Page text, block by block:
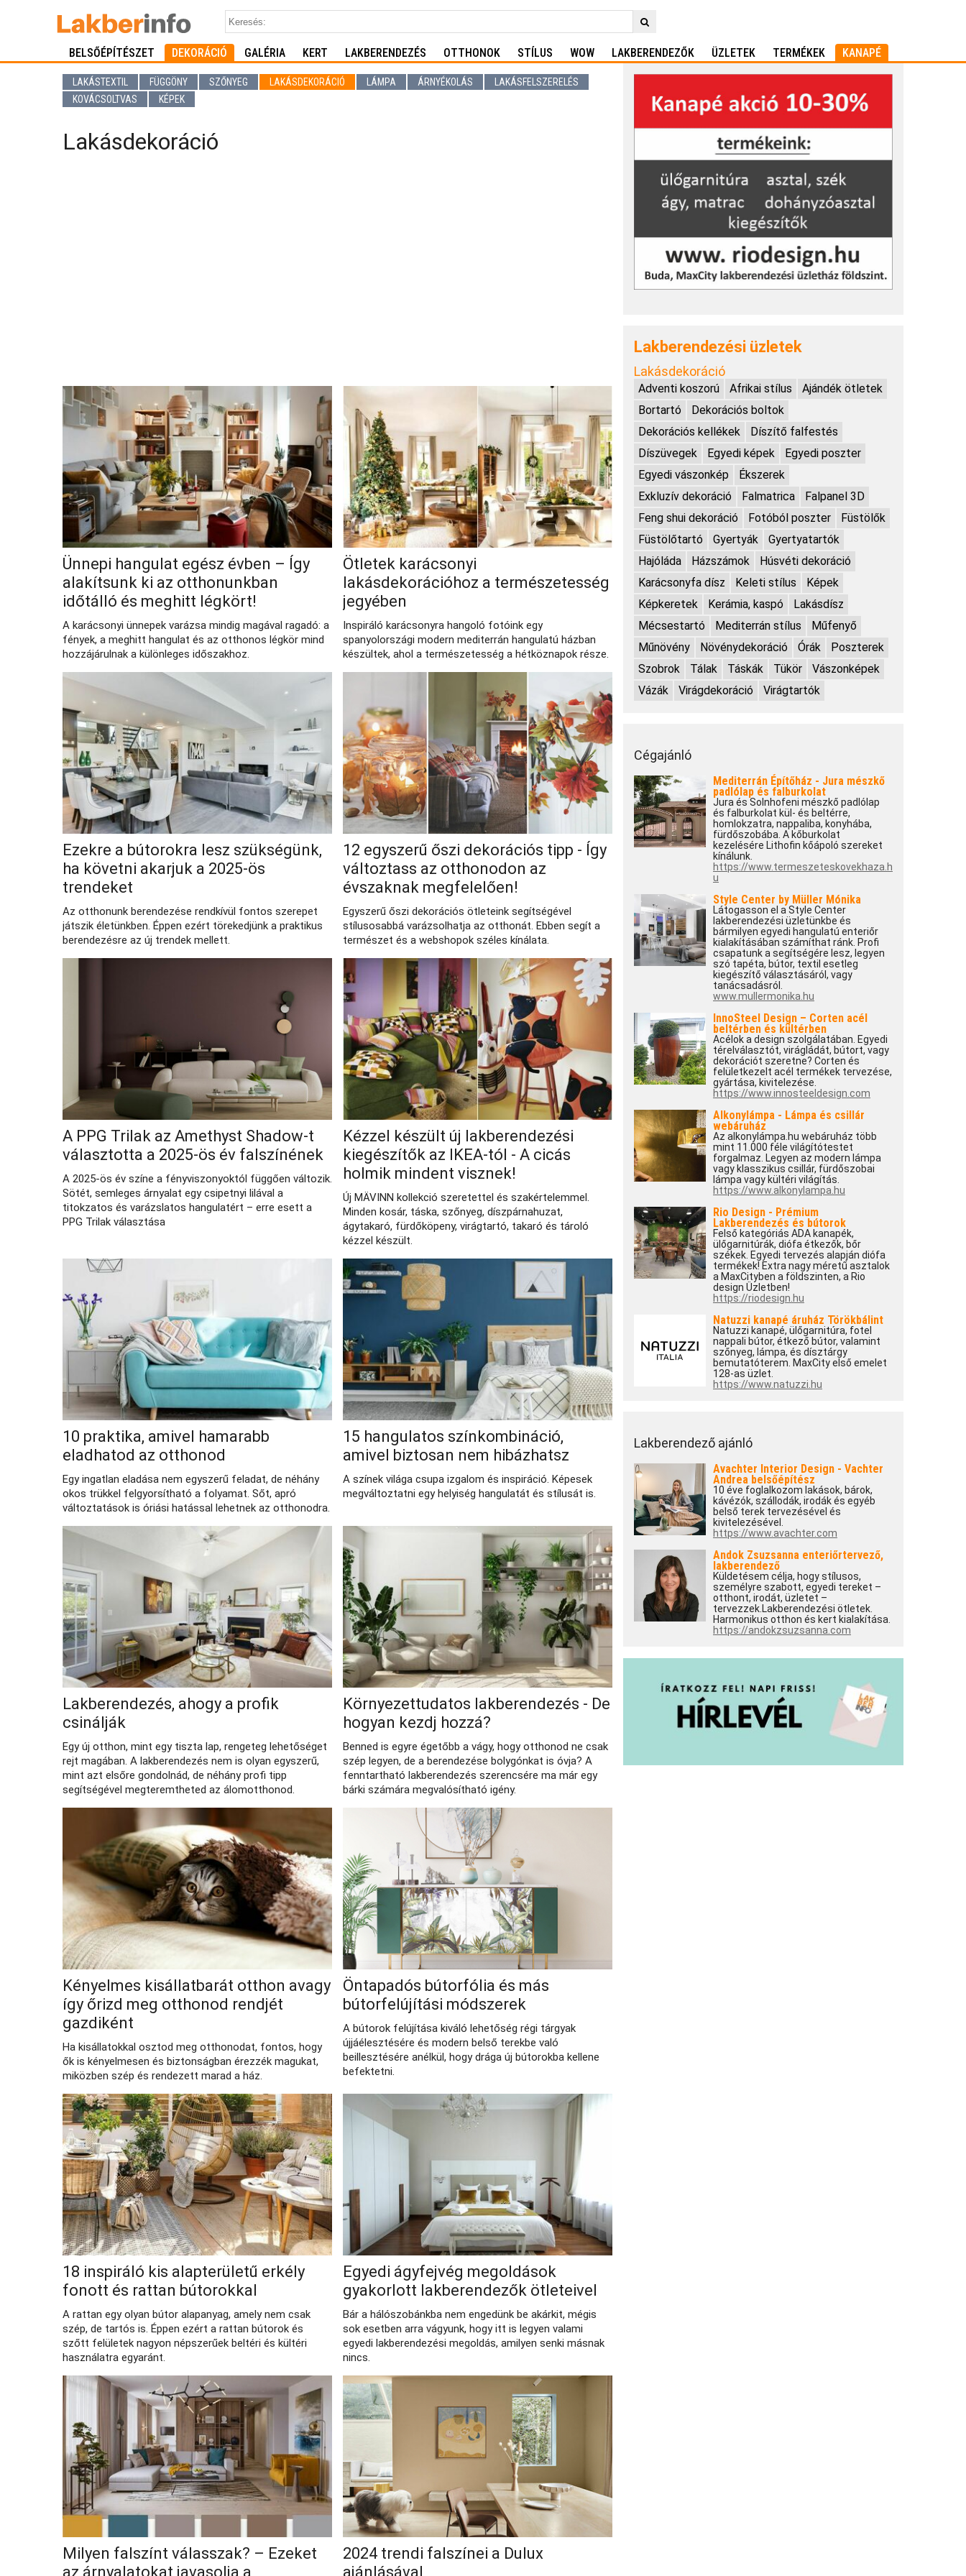
BELSŐÉPÍTÉSZET DEKORÁCIÓ GALÉRIA KERT LAKBERENDEZÉS OTTHONOK STÍLUS WOW LAKBERENDEZŐK ÜZLETEK TERMÉKEK KANAPÉ
LAKÁSTEXTIL FÜGGÖNY SZŐNYEG LAKÁSDEKORÁCIÓ LÁMPA ÁRNYÉKOLÁS
LAKÁSFELSZERELÉS
KOVÁCSOLTVAS
KÉPEK
Lakásdekoráció
Ünnepi hangulat egész évben – Így
alakítsunk ki az otthonunkban
időtálló és meghitt légkört!
A karácsonyi ünnepek varázsa mindig magával ragadó: a
fények, a meghitt hangulat és az otthonos légkör mind
hozzájárulnak a különleges időszakhoz.
Ötletek karácsonyi
lakásdekorációhoz a természetesség
jegyében
Inspiráló karácsonyra hangoló fotóink egy
spanyolországi modern mediterrán hangulatú házban
készültek, ahol a természetesség a hétköznapok része.
Ezekre a bútorokra lesz szükségünk,
ha követni akarjuk a 2025-ös
trendeket
Az otthonunk berendezése rendkívül fontos szerepet
játszik életünkben. Éppen ezért törekedjünk a praktikus
berendezésre az új trendek mellett.
12 egyszerű őszi dekorációs tipp - Így
változtass az otthonodon az
évszaknak megfelelően!
Egyszerű őszi dekorációs ötleteink segítségével
stílusosabbá varázsolhatja az otthonát. Ebben segít a
természet és a webshopok széles kínálata.
A PPG Trilak az Amethyst Shadow-t
választotta a 2025-ös év falszínének
A 2025-ös év színe a fényviszonyoktól függően változik.
Sötét, semleges árnyalat egy csipetnyi lilával a
titokzatos és varázslatos hangulatért – erre esett a
PPG Trilak választása
Kézzel készült új lakberendezési
kiegészítők az IKEA-tól - A cicás
holmik mindent visznek!
Új MÄVINN kollekció szeretettel és szakértelemmel.
Minden kosár, táska, szőnyeg, díszpárnahuzat,
ágytakaró, fürdőköpeny, virágtartó, takaró és tároló
kézzel készült.
10 praktika, amivel hamarabb
eladhatod az otthonod
Egy ingatlan eladása nem egyszerű feladat, de néhány
okos trükkel felgyorsítható a folyamat. Sőt, apró
változtatások is óriási hatással lehetnek az otthonodra.
15 hangulatos színkombináció,
amivel biztosan nem hibázhatsz
A színek világa csupa izgalom és inspiráció. Képesek
megváltoztatni egy helyiség hangulatát és stílusát is.
Lakberendezés, ahogy a profik
csinálják
Egy új otthon, mint egy tiszta lap, rengeteg lehetőséget
rejt magában. A lakberendezés nem is olyan egyszerű,
mint azt elsőre gondolnád, de néhány profi tipp
segítségével megteremtheted az álomotthonod.
Környezettudatos lakberendezés - De
hogyan kezdj hozzá?
Benned is egyre égetőbb a vágy, hogy otthonod ne csak
szép legyen, de a berendezése bolygónkat is óvja? A
fenntartható lakberendezés szerencsére ma már egy
bárki számára megvalósítható igény.
Kényelmes kisállatbarát otthon avagy
így őrizd meg otthonod rendjét
gazdiként
Ha kisállatokkal osztod meg otthonodat, fontos, hogy
ők is kényelmesen és biztonságban érezzék magukat,
miközben szép és rendezett marad a ház.
Öntapadós bútorfólia és más
bútorfelújítási módszerek
A bútorok felújítása kiváló lehetőség régi tárgyak
újjáélesztésére és modern belső terekbe való
beillesztésére anélkül, hogy drága új bútorokba kellene
befektetni.
18 inspiráló kis alapterületű erkély
fonott és rattan bútorokkal
A rattan egy olyan bútor alapanyag, amely nem csak
szép, de tartós is. Éppen ezért a rattan bútorok és
szőtt felületek nagyon népszerűek beltéri és kültéri
használatra egyaránt.
Egyedi ágyfejvég megoldások
gyakorlott lakberendezők ötleteivel
Bár a hálószobánkba nem engedünk be akárkit, mégis
sok esetben arra vágyunk, hogy itt is legyen valami
egyedi lakberendezési megoldás, amilyen senki másnak
nincs.
Milyen falszínt válasszak? – Ezeket
az árnyalatokat javasolja a
2024 trendi falszínei a Dulux
ajánlásával
Lakberendezési üzletek
Lakásdekoráció
Adventi koszorú Afrikai stílus
Ajándék ötletek
Bortartó
Dekorációs boltok
Dekorációs kellékek
Díszítő falfestés
Díszüvegek
Egyedi képek
Egyedi poszter
Egyedi vászonkép
Ékszerek
Exkluzív dekoráció
Falmatrica
Falpanel 3D
Feng shui dekoráció
Fotóból poszter
Füstölők
Füstölőtartó
Gyertyák
Gyertyatartók
Hajóláda
Házszámok
Húsvéti dekoráció
Karácsonyfa dísz
Keleti stílus
Képek
Képkeretek
Kerámia, kaspó
Lakásdísz
Mécsestartó
Mediterrán stílus
Műfenyő
Műnövény
Növénydekoráció Órák
Poszterek
Szobrok
Tálak Táskák Tükör
Vászonképek
Vázák
Virágdekoráció Virágtartók
Cégajánló
Mediterrán Építőház - Jura mészkő
padlólap és falburkolat
Jura és Solnhofeni mészkő padlólap
és falburkolat kül- és beltérre,
homlokzatra, nappaliba, konyhába,
fürdőszobába. A kőburkolat
kezelésére Lithofin kőápoló szereket
kínálunk.
https://www.termeszeteskovekhaza.h
u
Style Center by Müller Mónika
Látogasson el a Style Center
lakberendezési üzletünkbe és
bármilyen egyedi hangulatú enteriőr
kialakításában számíthat ránk. Profi
csapatunk a segítségére lesz, legyen
szó tapéta, bútor, textil esetleg
kiegészítő választásáról, vagy
tanácsadásról.
www.mullermonika.hu
InnoSteel Design – Corten acél
beltérben és kültérben
Acélok a design szolgálatában. Egyedi
térelválasztót, virágládát, bútort, vagy
dekorációt szeretne? Corten és
felületkezelt acél termékek tervezése,
gyártása, kivitelezése.
https://www.innosteeldesign.com
Alkonylámpa - Lámpa és csillár
webáruház
Az alkonylámpa.hu webáruház több
mint 11.000 féle világítótestet
forgalmaz. Legyen az modern lámpa
vagy klasszikus csillár, fürdőszobai
lámpa vagy kültéri világítás.
https://www.alkonylampa.hu
Rio Design - Prémium
Lakberendezés és bútorok
Felső kategóriás ADA kanapék,
ülőgarnitúrák, diófa étkezők, bőr
székek. Egyedi tervezés alapján diófa
termékek! Extra nagy méretű asztalok
a MaxCityben a földszinten, a Rio
design Üzletben!
https://riodesign.hu
Natuzzi kanapé áruház Törökbálint
Natuzzi kanapé, ülőgarnitúra, fotel
nappali bútor, étkező bútor, valamint
szőnyeg, lámpa, és dísztárgy
bemutatóterem. MaxCity első emelet
128-as üzlet.
https://www.natuzzi.hu
Lakberendező ajánló
Avachter Interior Design - Vachter
Andrea belsőépítész
10 éve foglalkozom lakások, bárok,
kávézók, szállodák, irodák és egyéb
belső terek tervezésével és
kivitelezésével.
https://www.avachter.com
Andok Zsuzsanna enteriőrtervező,
lakberendező
Küldetésem célja, hogy stílusos,
személyre szabott, egyedi tereket –
otthont, irodát, üzletet –
tervezzek.Lakberendezési ötletek.
Harmonikus otthon és kert kialakítása.
https://andokzsuzsanna.com